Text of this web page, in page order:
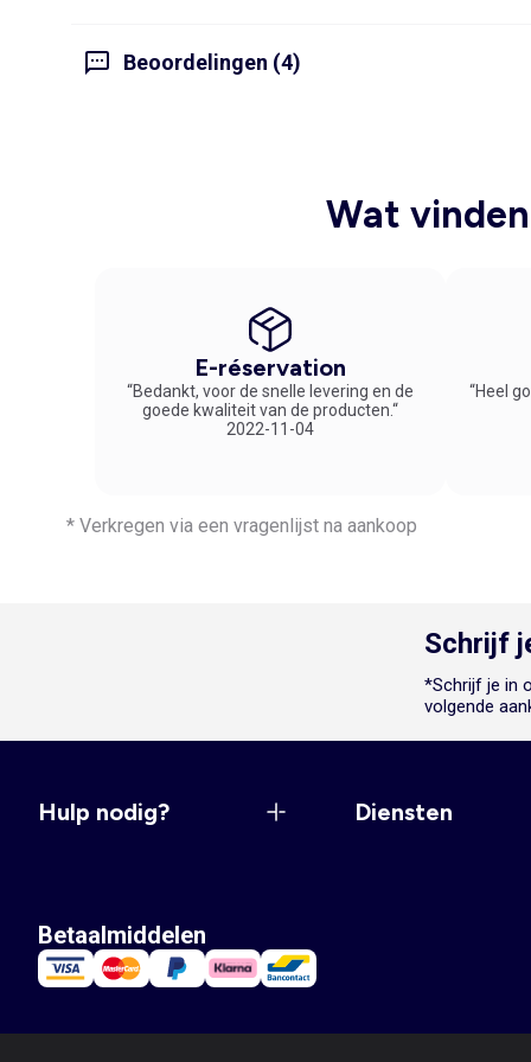
Beoordelingen (4)
Wat
E-réservation
“Bedankt, voor de snelle levering en de
goede kwaliteit van de producten.“
2022-11-04
“Heel
* Verkregen via een vragenlijst na aankoop
Schrijf
*Schrijf je in
volgende
Hulp nodig? Diensten
Betaalmiddelen